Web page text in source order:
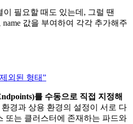
필요할 때도 있는데, 그럴 땐
name 값을 부여하여 각각 추가해주
제외된 형태”
를 수동으로 직접 지정해
경과 상용 환경의 설정이 서로 다
또는 클러스터에 존재하는 파드와